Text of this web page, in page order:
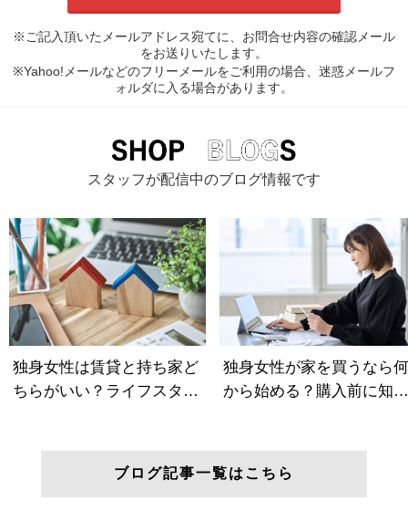
※ご記入頂いたメールアドレス宛てに、お問合せ内容の確認メール
をお送りいたします。
※Yahoo!メールなどのフリーメールをご利用の場合、迷惑メールフ
ォルダに入る場合があります。
スタッフが配信中のブログ情報です
ブログ記事一覧はこちら